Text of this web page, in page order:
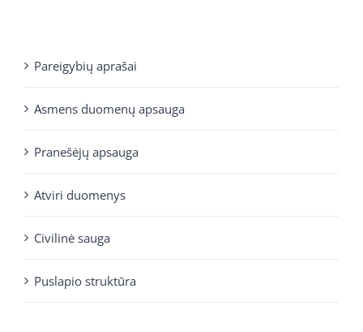
Pareigybių aprašai
Asmens duomenų apsauga
Pranešėjų apsauga
Atviri duomenys
Civilinė sauga
Puslapio struktūra